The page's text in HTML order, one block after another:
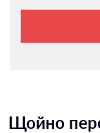
Щойно